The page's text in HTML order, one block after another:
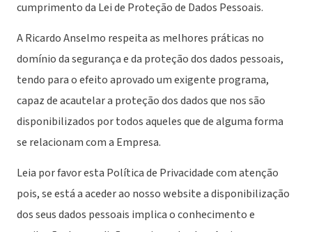
cumprimento da Lei de Proteção de Dados Pessoais.
A Ricardo Anselmo respeita as melhores práticas no
domínio da segurança e da proteção dos dados pessoais,
tendo para o efeito aprovado um exigente programa,
capaz de acautelar a proteção dos dados que nos são
disponibilizados por todos aqueles que de alguma forma
se relacionam com a Empresa.
Leia por favor esta Política de Privacidade com atenção
pois, se está a aceder ao nosso website a disponibilização
dos seus dados pessoais implica o conhecimento e